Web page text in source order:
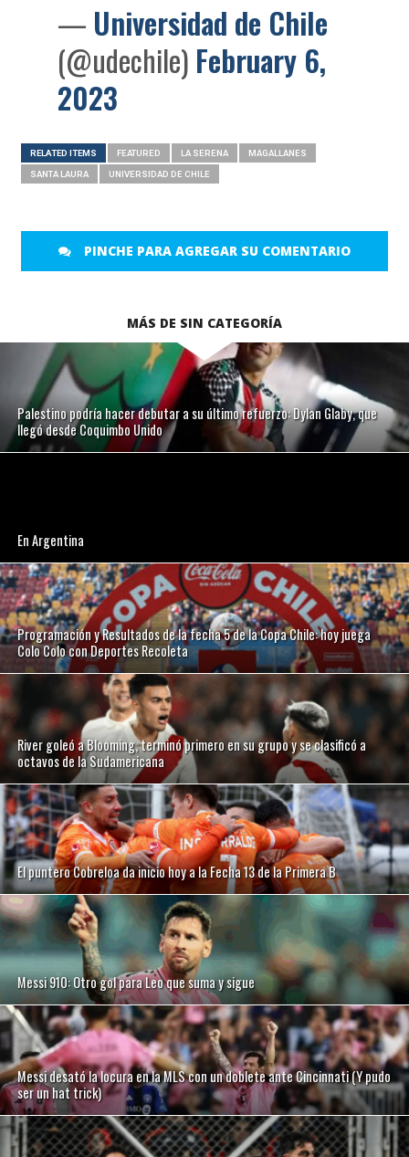
— Universidad de Chile
(@udechile) February 6,
2023
RELATED ITEMS FEATURED LA SERENA MAGALLANES
SANTA LAURA UNIVERSIDAD DE CHILE
PINCHE PARA AGREGAR SU COMENTARIO
MÁS DE SIN CATEGORÍA
Palestino podría hacer debutar a su último refuerzo: Dylan Glaby, que
llegó desde Coquimbo Unido
En Argentina
Programación y Resultados de la fecha 5 de la Copa Chile: hoy juega
Colo Colo con Deportes Recoleta
River goleó a Blooming, terminó primero en su grupo y se clasificó a
octavos de la Sudamericana
El puntero Cobreloa da inicio hoy a la Fecha 13 de la Primera B
Messi 910: Otro gol para Leo que suma y sigue
Messi desató la locura en la MLS con un doblete ante Cincinnati (Y pudo
ser un hat trick)